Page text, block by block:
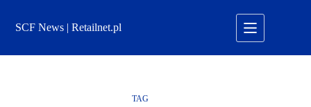
treściSCF News | Retailnet.pl
TAG